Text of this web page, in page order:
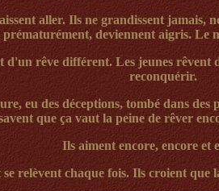
aller. Ils ne grandissent
prématurément, deviennent aigris. Le
rêve différent. Les jeunes
reconquérir.
eu des déceptions, tombé dans
que ça vaut la peine de rêver
Ils aiment encore, encore et
relèvent chaque fois. Ils croient que